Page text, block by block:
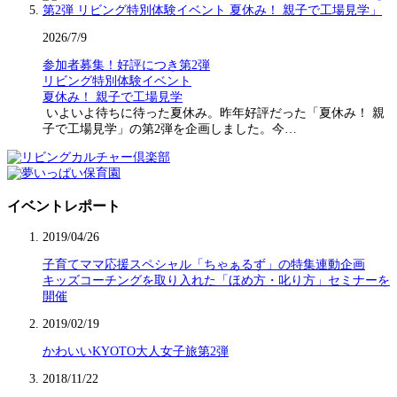
2026/7/9
参加者募集！好評につき第2弾
リビング特別体験イベント
夏休み！ 親子で工場見学
いよいよ待ちに待った夏休み。昨年好評だった「夏休み！ 親
子で工場見学」の第2弾を企画しました。今…
イベントレポート
2019/04/26
子育てママ応援スペシャル「ちゃぁるず」の特集連動企画
キッズコーチングを取り入れた「ほめ方・叱り方」セミナーを
開催
2019/02/19
かわいいKYOTO大人女子旅第2弾
2018/11/22